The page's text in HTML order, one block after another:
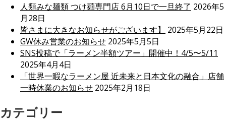
人類みな麺類 つけ麺専門店 6月10日で一旦終了 2026年5
月28日
皆さまに大きなお知らせがございます】
2025年5月22日
GW休み営業のお知らせ 2025年5月5日
SNS投稿で「ラーメン半額ツアー」開催中！4/5〜5/11
2025年4月4日
「世界一暇なラーメン屋 近未来と日本文化の融合」店舗
一時休業のお知らせ 2025年2月18日
カテゴリー